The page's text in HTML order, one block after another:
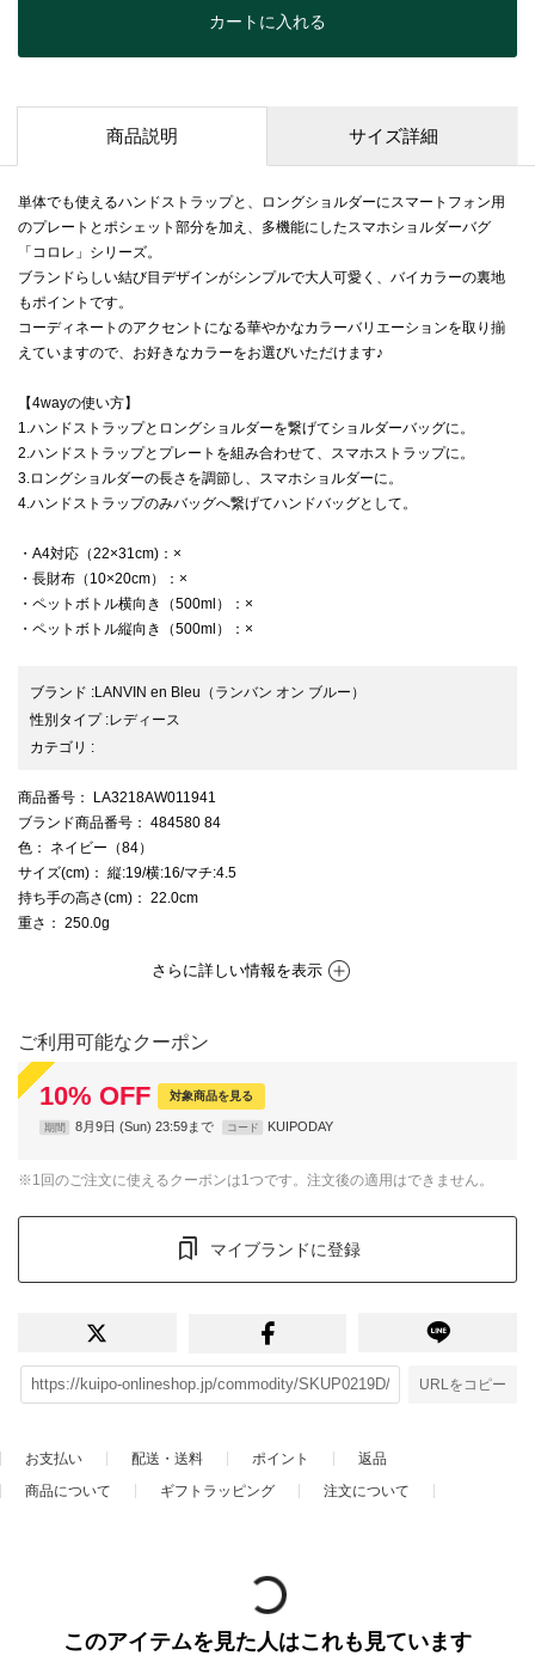
カートに入れる
商品説明 サイズ詳細
単体でも使えるハンドストラップと、ロングショルダーにスマートフォン用
のプレートとポシェット部分を加え、多機能にしたスマホショルダーバグ
「コロレ」シリーズ。
ブランドらしい結び目デザインがシンプルで大人可愛く、バイカラーの裏地
もポイントです。
コーディネートのアクセントになる華やかなカラーバリエーションを取り揃
えていますので、お好きなカラーをお選びいただけます♪
【4wayの使い方】
1.ハンドストラップとロングショルダーを繋げてショルダーバッグに。
2.ハンドストラップとプレートを組み合わせて、スマホストラップに。
3.ロングショルダーの長さを調節し、スマホショルダーに。
4.ハンドストラップのみバッグへ繋げてハンドバッグとして。
・A4対応（22×31cm)：×
・長財布（10×20cm）：×
・ペットボトル横向き（500ml）：×
・ペットボトル縦向き（500ml）：×
ブランド :LANVIN en Bleu （ランバン オン ブルー）
性別タイプ:レディース
カテゴリ :
商品番号 ： LA3218AW011941
ブランド商品番号 ： 484580 84
色 ： ネイビー（84）
サイズ(cm) ： 縦:19/横:16/マチ:4.5
持ち手の高さ(cm) ： 22.0cm
重さ ： 250.0g
さらに詳しい情報を表示
ご利用可能なクーポン
10% OFF 対象商品を見る
期間 8月9日 (Sun) 23:59まで コード KUIPODAY
※1回のご注文に使えるクーポンは1つです。注文後の適用はできません。
マイブランドに登録
URLをコピー
お支払い 配送・送料 ポイント
返品
商品について
ギフトラッピング 注文について
このアイテムを見た人はこれも見ています